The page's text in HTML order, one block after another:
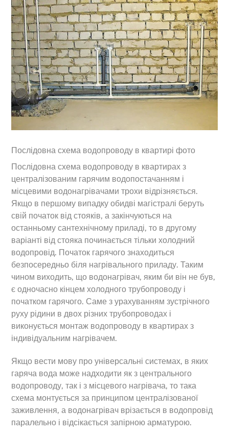
Послідовна схема водопроводу в квартирі фото
Послідовна схема водопроводу в квартирах з
централізованим гарячим водопостачанням і
місцевими водонагрівачами трохи відрізняється.
Якщо в першому випадку обидві магістралі беруть
свій початок від стояків, а закінчуються на
останньому сантехнічному приладі, то в другому
варіанті від стояка починається тільки холодний
водопровід. Початок гарячого знаходиться
безпосередньо біля нагрівального приладу. Таким
чином виходить, що водонагрівач, яким би він не був,
є одночасно кінцем холодного трубопроводу і
початком гарячого. Саме з урахуванням зустрічного
руху рідини в двох різних трубопроводах і
виконується монтаж водопроводу в квартирах з
індивідуальним нагрівачем.
Якщо вести мову про універсальні системах, в яких
гаряча вода може надходити як з центрального
водопроводу, так і з місцевого нагрівача, то така
схема монтується за принципом централізованої
заживлення, а водонагрівач врізається в водопровід
паралельно і відсікається запірною арматурою.